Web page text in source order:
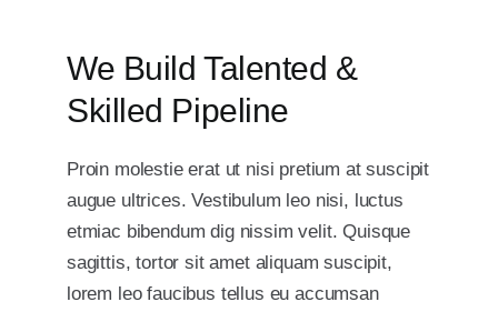
We Build Talented &
Skilled Pipeline
Proin molestie erat ut nisi pretium at suscipit
augue ultrices. Vestibulum leo nisi, luctus
etmiac bibendum dig nissim velit. Quisque
sagittis, tortor sit amet aliquam suscipit,
lorem leo faucibus tellus eu accumsan